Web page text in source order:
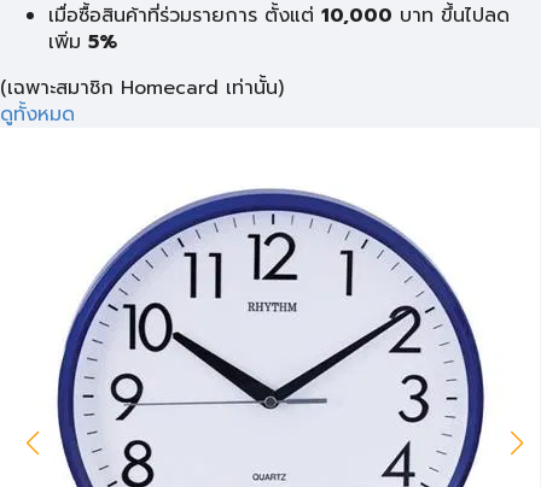
เมื่อซื้อสินค้าที่ร่วมรายการ ตั้งแต่ 10,000 บาท ขึ้นไปลด
เพิ่ม 5%
(เฉพาะสมาชิก Homecard เท่านั้น)
ดูทั้งหมด